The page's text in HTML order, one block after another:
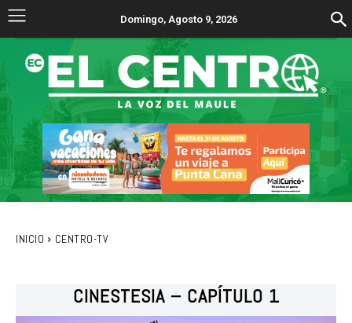
Domingo, Agosto 9, 2026
INICIO CENTRO-TV
CINESTESIA – CAPÍTULO 1